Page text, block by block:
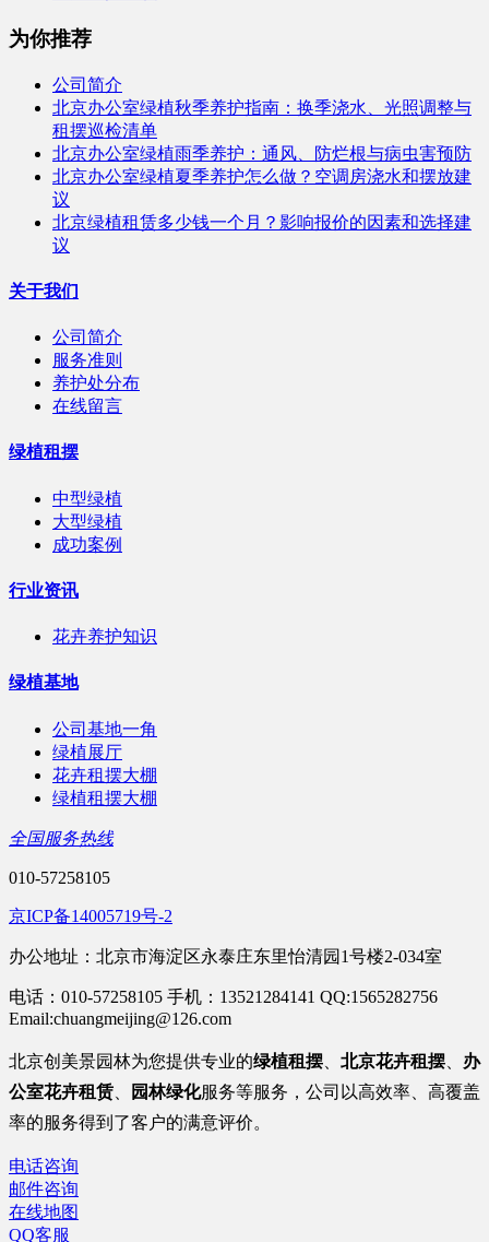
为你推荐
公司简介
北京办公室绿植秋季养护指南：换季浇水、光照调整与
租摆巡检清单
北京办公室绿植雨季养护：通风、防烂根与病虫害预防
北京办公室绿植夏季养护怎么做？空调房浇水和摆放建
议
北京绿植租赁多少钱一个月？影响报价的因素和选择建
议
关于我们
公司简介
服务准则
养护处分布
在线留言
绿植租摆
中型绿植
大型绿植
成功案例
行业资讯
花卉养护知识
绿植基地
公司基地一角
绿植展厅
花卉租摆大棚
绿植租摆大棚
全国服务热线
010-57258105
京ICP备14005719号-2
办公地址：北京市海淀区永泰庄东里怡清园1号楼2-034室
电话：010-57258105 手机：13521284141 QQ:1565282756
Email:chuangmeijing@126.com
北京创美景园林为您提供专业的绿植租摆 北京花卉租摆
办
公室花卉租赁 园林绿化服务等服务 ，公司以高效率、高覆盖
率的服务得到了客户的满意评价。
电话咨询
邮件咨询
在线地图
QQ客服